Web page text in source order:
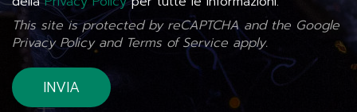
This site is protected by reCAPTCHA and the Google
Privacy Policyand Terms of Service apply.